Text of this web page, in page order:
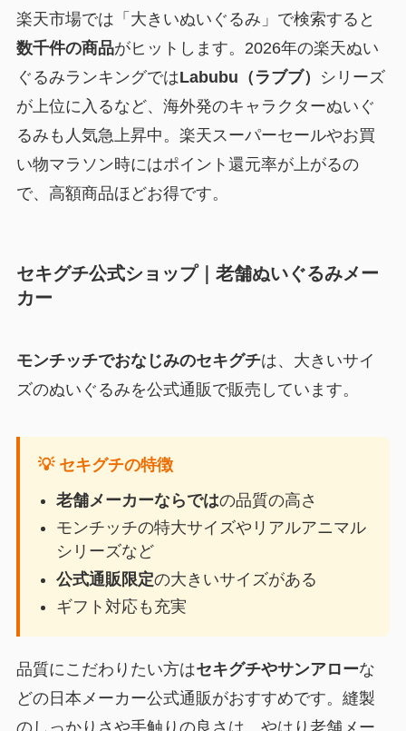
楽天市場では「大きいぬいぐるみ」で検索すると
数千件の商品がヒットします。2026年の楽天ぬい
ぐるみランキングではLabubu（ラブブ）
シリーズ
が上位に入るなど、海外発のキャラクターぬいぐ
るみも人気急上昇中。楽天スーパーセールやお買
い物マラソン時にはポイント還元率が上がるの
で、高額商品ほどお得です。
セキグチ公式ショップ｜老舗ぬいぐるみメー
カー
モンチッチでおなじみのセキグチは、大きいサイ
ズのぬいぐるみを公式通販で販売しています。
💡 セキグチの特徴
老舗メーカーならではの品質の高さ
モンチッチの特大サイズやリアルアニマル
シリーズなど
公式通販限定の大きいサイズがある
ギフト対応も充実
品質にこだわりたい方はセキグチやサンアローな
どの日本メーカー公式通販がおすすめです。縫製
のしっかりさや手触りの良さは、やはり老舗メー